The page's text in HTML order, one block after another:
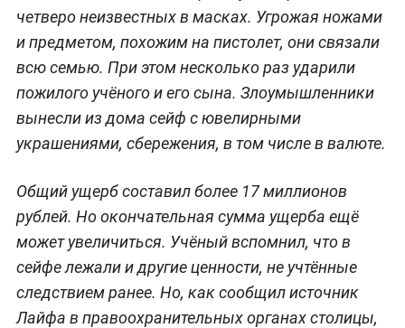
четверо неизвестных в масках. Угрожая ножами
и предметом, похожим на пистолет, они связали
всю семью. При этом несколько раз ударили
пожилого учёного и его сына. Злоумышленники
вынесли из дома сейф с ювелирными
украшениями, сбережения, в том числе в валюте.
Общий ущерб составил более 17 миллионов
рублей. Но окончательная сумма ущерба ещё
может увеличиться. Учёный вспомнил, что в
сейфе лежали и другие ценности, не учтённые
следствием ранее. Но, как сообщил источник
Лайфа в правоохранительных органах столицы,